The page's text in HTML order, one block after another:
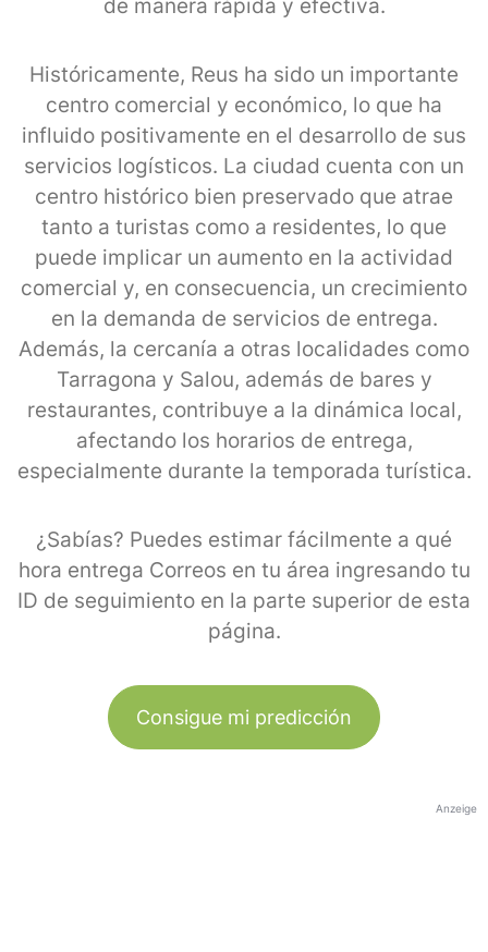
de manera rápida y efectiva.
Históricamente, Reus ha sido un importante
centro comercial y económico, lo que ha
influido positivamente en el desarrollo de sus
servicios logísticos. La ciudad cuenta con un
centro histórico bien preservado que atrae
tanto a turistas como a residentes, lo que
puede implicar un aumento en la actividad
comercial y, en consecuencia, un crecimiento
en la demanda de servicios de entrega.
Además, la cercanía a otras localidades como
Tarragona y Salou, además de bares y
restaurantes, contribuye a la dinámica local,
afectando los horarios de entrega,
especialmente durante la temporada turística.
¿Sabías? Puedes estimar fácilmente a qué
hora entrega Correos en tu área ingresando tu
ID de seguimiento en la parte superior de esta
página.
Consigue mi predicción
Anzeige